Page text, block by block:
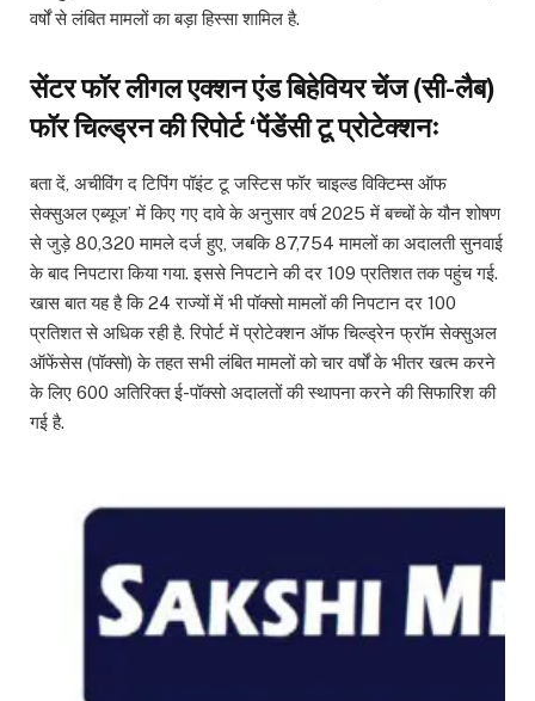
वर्षों से लंबित मामलों का बड़ा हिस्सा शामिल है.
सेंटर फॉर लीगल एक्शन एंड बिहेवियर चेंज (सी-लैब)
फॉर चिल्ड्रन की रिपोर्ट ‘पेंडेंसी टू प्रोटेक्शनः
बता दें, अचीविंग द टिपिंग पॉइंट टू जस्टिस फॉर चाइल्ड विक्टिम्स ऑफ
सेक्सुअल एब्यूज’ में किए गए दावे के अनुसार वर्ष 2025 में बच्चों के यौन शोषण
से जुड़े 80,320 मामले दर्ज हुए, जबकि 87,754 मामलों का अदालती सुनवाई
के बाद निपटारा किया गया. इससे निपटाने की दर 109 प्रतिशत तक पहुंच गई.
खास बात यह है कि 24 राज्यों में भी पॉक्सो मामलों की निपटान दर 100
प्रतिशत से अधिक रही है. रिपोर्ट में प्रोटेक्शन ऑफ चिल्ड्रेन फ्रॉम सेक्सुअल
ऑफेंसेस (पॉक्सो) के तहत सभी लंबित मामलों को चार वर्षों के भीतर खत्म करने
के लिए 600 अतिरिक्त ई-पॉक्सो अदालतों की स्थापना करने की सिफारिश की
गई है.